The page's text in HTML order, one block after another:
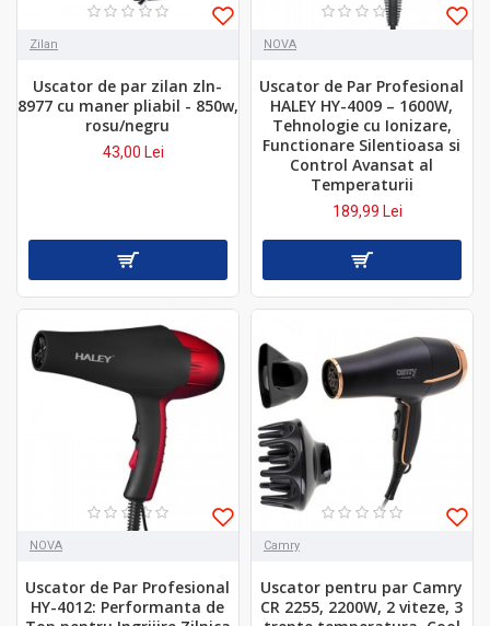
Zilan
Uscator de par zilan zln-
8977 cu maner pliabil - 850w,
rosu/negru
43,00 Lei
NOVA
Uscator de Par Profesional
HALEY HY-4009 – 1600W,
Tehnologie cu Ionizare,
Functionare Silentioasa si
Control Avansat al
Temperaturii
189,99 Lei
NOVA
Uscator de Par Profesional
HY-4012: Performanta de
Camry
Uscator pentru par Camry
CR 2255, 2200W, 2 viteze, 3